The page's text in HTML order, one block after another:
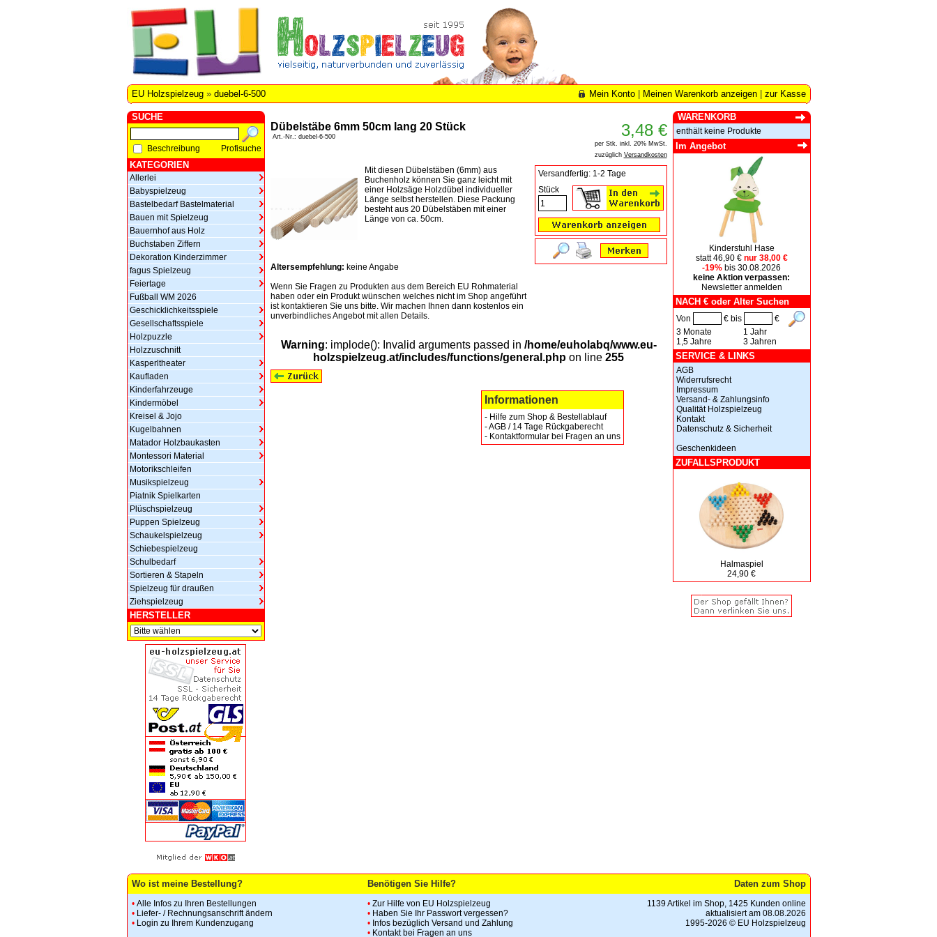
EU Holzspielzeug » duebel-6-500 Mein Konto| Meinen Warenkorb anzeigen| zur Kasse
SUCHE
Beschreibung Profisuche
KATEGORIEN
Allerlei
Babyspielzeug
Bastelbedarf Bastelmaterial
Bauen mit Spielzeug
Bauernhof aus Holz
Buchstaben Ziffern
Dekoration Kinderzimmer
fagus Spielzeug
Feiertage
Fußball WM 2026
Geschicklichkeitsspiele
Gesellschaftsspiele
Holzpuzzle
Holzzuschnitt
Kasperltheater
Kaufladen
Kinderfahrzeuge
Kindermöbel
Kreisel & Jojo
Kugelbahnen
Matador Holzbaukasten
Montessori Material
Motorikschleifen
Musikspielzeug
Piatnik Spielkarten
Plüschspielzeug
Puppen Spielzeug
Schaukelspielzeug
Schiebespielzeug
Schulbedarf
Sortieren & Stapeln
Spielzeug für draußen
Ziehspielzeug
HERSTELLER
Dübelstäbe 6mm 50cm lang 20 Stück
Art.-Nr.: duebel-6-500 3,48 €
per Stk. inkl. 20% MwSt.
zuzüglich Versandkosten
Mit diesen Dübelstäben (6mm) aus
Buchenholz können Sie ganz leicht mit
einer Holzsäge Holzdübel individueller
Länge selbst herstellen. Diese Packung
besteht aus 20 Dübelstäben mit einer
Länge von ca. 50cm.
Altersempfehlung: keine Angabe
Wenn Sie Fragen zu Produkten aus dem Bereich EU Rohmaterial
haben oder ein Produkt wünschen welches nicht im Shop angeführt
ist kontaktieren Sie uns bitte. Wir machen Ihnen dann kostenlos ein
unverbindliches Angebot mit allen Details.
Versandfertig: 1-2 Tage
Stück
Warning: implode(): Invalid arguments passed in /home/euholabq/www.eu-
holzspielzeug.at/includes/functions/general.php on line 255
Informationen
- Hilfe zum Shop & Bestellablauf
-AGB / 14 Tage Rückgaberecht
- Kontaktformular bei Fragen an uns
WARENKORB
enthält keine Produkte
Im Angebot
Kinderstuhl Hase
statt 46,90 €nur 38,00 €
-19% bis 30.08.2026
keine Aktion verpassen:
Newsletter anmelden
NACH € oder Alter Suchen
Von € bis
€
3 Monate
1,5 Jahre
1 Jahr
3 Jahren
SERVICE & LINKS
AGB
Widerrufsrecht
Impressum
Versand- & Zahlungsinfo
Qualität Holzspielzeug
Kontakt
Datenschutz & Sicherheit
Geschenkideen
ZUFALLSPRODUKT
Halmaspiel
24,90 €
Wo ist meine Bestellung? Benötigen Sie Hilfe? Daten zum Shop
• Alle Infos zu Ihren Bestellungen
• Liefer- / Rechnungsanschrift ändern
• Login zu Ihrem Kundenzugang
• Zur Hilfe von EU Holzspielzeug
• Haben Sie Ihr Passwort vergessen?
• Infos bezüglich Versand und Zahlung
• Kontakt bei Fragen an uns
1139 Artikel im Shop, 1425 Kunden online
aktualisiert am 08.08.2026
1995-2026 © EU Holzspielzeug